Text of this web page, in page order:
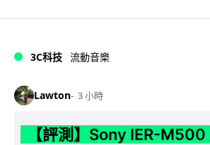
3C科技 流動音樂
Lawton 3 小時
【評測】Sony IER-